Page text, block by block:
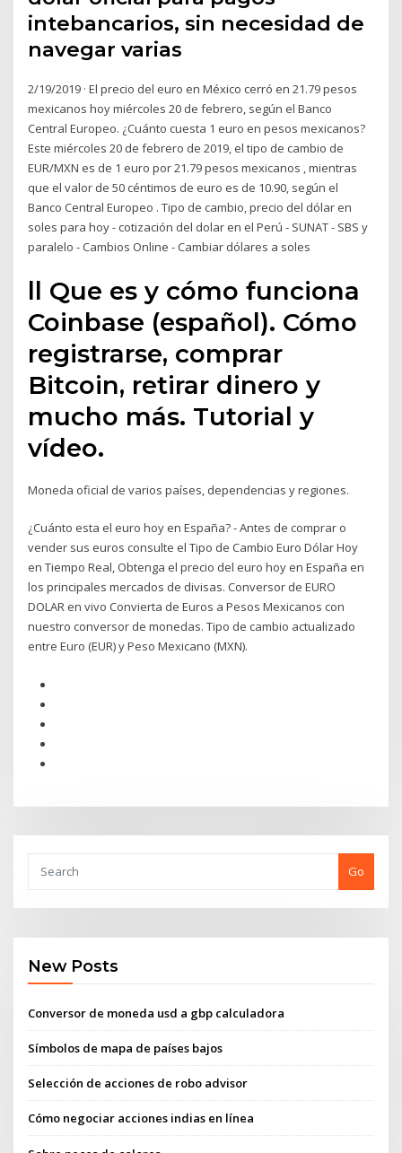
intebancarios, sin necesidad de
navegar varias
2/19/2019 · El precio del euro en México cerró en 21.79 pesos
mexicanos hoy miércoles 20 de febrero, según el Banco
Central Europeo. ¿Cuánto cuesta 1 euro en pesos mexicanos?
Este miércoles 20 de febrero de 2019, el tipo de cambio de
EUR/MXN es de 1 euro por 21.79 pesos mexicanos , mientras
que el valor de 50 céntimos de euro es de 10.90, según el
Banco Central Europeo . Tipo de cambio, precio del dólar en
soles para hoy - cotización del dolar en el Perú - SUNAT - SBS y
paralelo - Cambios Online - Cambiar dólares a soles
ll Que es y cómo funciona
Coinbase (español). Cómo
registrarse, comprar
Bitcoin, retirar dinero y
mucho más. Tutorial y
vídeo.
Moneda oficial de varios países, dependencias y regiones.
¿Cuánto esta el euro hoy en España? - Antes de comprar o
vender sus euros consulte el Tipo de Cambio Euro Dólar Hoy
en Tiempo Real, Obtenga el precio del euro hoy en España en
los principales mercados de divisas. Conversor de EURO
DOLAR en vivo Convierta de Euros a Pesos Mexicanos con
nuestro conversor de monedas. Tipo de cambio actualizado
entre Euro (EUR) y Peso Mexicano (MXN).
Go
New Posts
Conversor de moneda usd a gbp calculadora
Símbolos de mapa de países bajos
Selección de acciones de robo advisor
Cómo negociar acciones indias en línea